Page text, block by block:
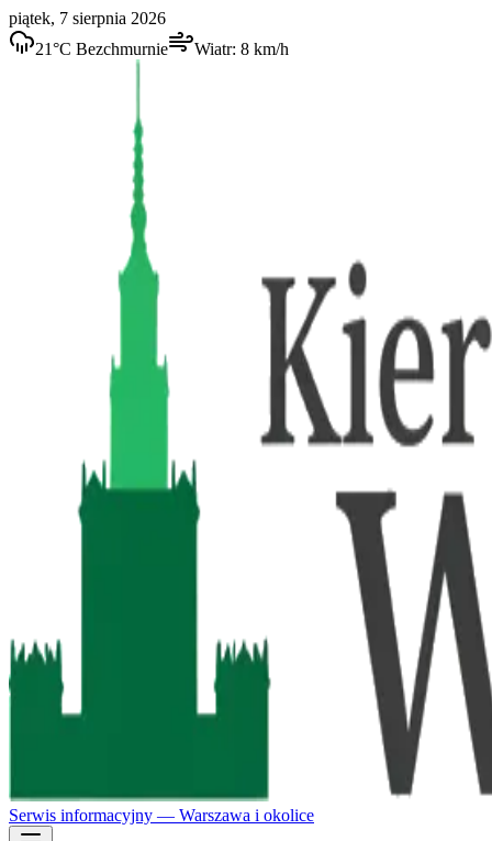
piątek, 7 sierpnia 2026
21°C Bezchmurnie Wiatr: 8 km/h
Serwis informacyjny — Warszawa i okolice